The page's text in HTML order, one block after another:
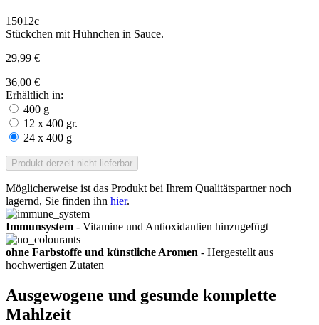
15012c
Stückchen mit Hühnchen in Sauce.
29,99 €
36,00 €
Erhältlich in:
400 g
12 x 400 gr.
24 x 400 g
Produkt derzeit nicht lieferbar
Möglicherweise ist das Produkt bei Ihrem Qualitätspartner noch
lagernd, Sie finden ihn hier.
Immunsystem - Vitamine und Antioxidantien hinzugefügt
ohne Farbstoffe und künstliche Aromen - Hergestellt aus
hochwertigen Zutaten
Ausgewogene und gesunde komplette
Mahlzeit